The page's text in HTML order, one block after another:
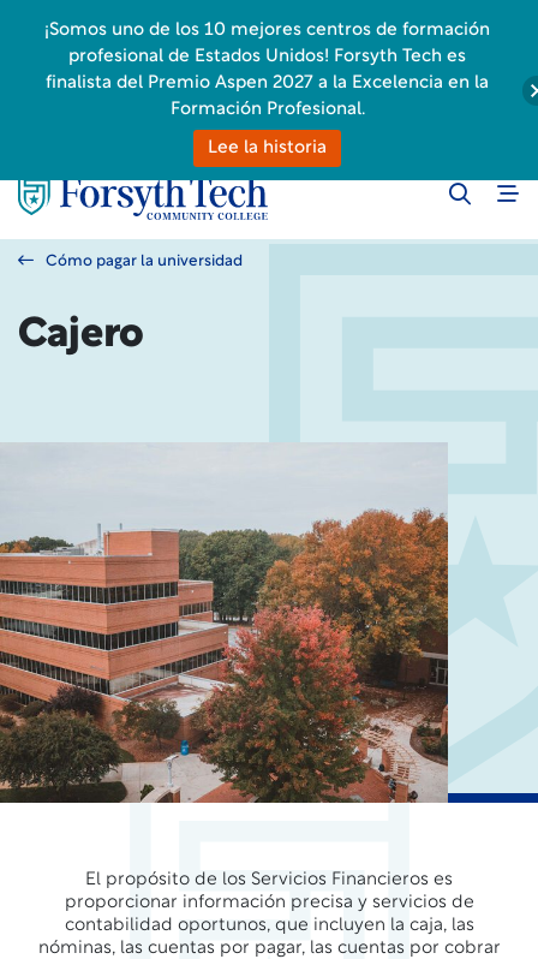
Cómo pagar la universidad
Cajero
El propósito de los Servicios Financieros es
proporcionar información precisa y servicios de
contabilidad oportunos, que incluyen la caja, las
nóminas, las cuentas por pagar, las cuentas por cobrar
¡Somos uno de los 10 mejores centros de formación
profesional de Estados Unidos! Forsyth Tech es
finalista del Premio Aspen 2027 a la Excelencia en la
Formación Profesional.
Lee la historia